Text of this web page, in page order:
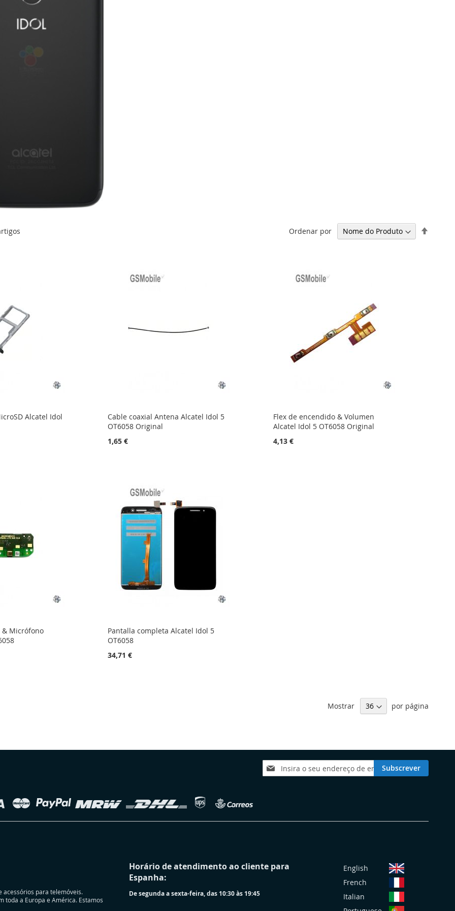
Ordenar por
Alcatel Idol
Cable coaxial Antena Alcatel Idol 5
OT6058 Original
1,65 €
Flex de encendido & Volumen
Alcatel Idol 5 OT6058 Original
4,13 €
Micrófono
Pantalla completa Alcatel Idol 5
OT6058
34,71 €
Mostrar por página
Subscreva
a
Subscrever
acessórios para telemóveis.
toda a Europa e América. Estamos
Horário de atendimento ao cliente para
Espanha:
De segunda a sexta-feira, das 10:30 às 19:45
English
French
Italian